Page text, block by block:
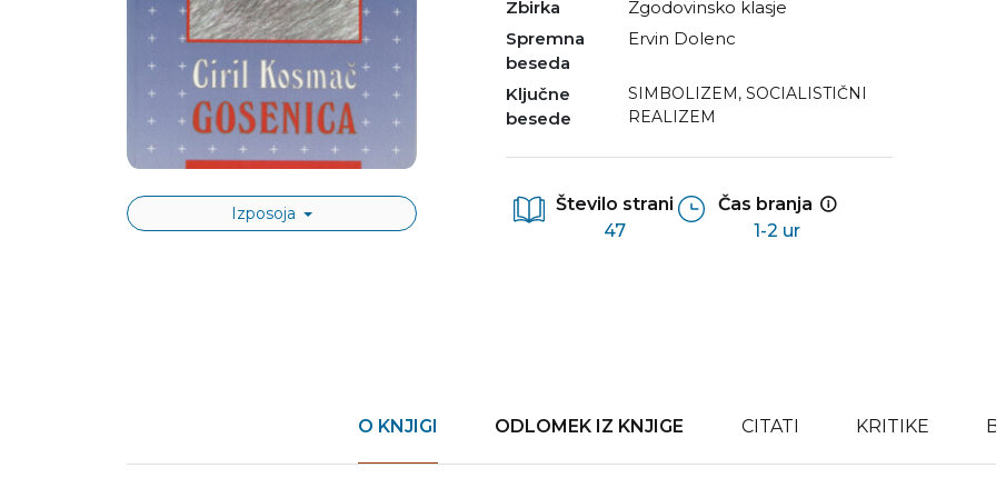
Izposoja
Zbirka
Zgodovinsko klasje
Spremna
beseda
Ervin Dolenc
Ključne
besede
SIMBOLIZEM, SOCIALISTIČNI
REALIZEM
Število strani
47
Čas branja
1-2 ur
O KNJIGI ODLOMEK IZ KNJIGE CITATI KRITIKE